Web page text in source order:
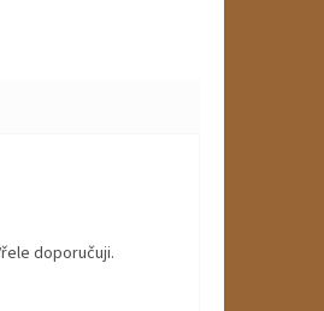
doporučuji.